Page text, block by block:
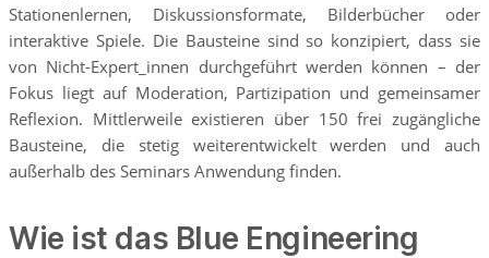
Stationenlernen, Diskussionsformate, Bilderbücher oder
interaktive Spiele. Die Bausteine sind so konzipiert, dass sie
von Nicht-Expert_innen durchgeführt werden können – der
Fokus liegt auf Moderation, Partizipation und gemeinsamer
Reflexion. Mittlerweile existieren über 150 frei zugängliche
Bausteine, die stetig weiterentwickelt werden und auch
außerhalb des Seminars Anwendung finden.
Wie ist das Blue Engineering